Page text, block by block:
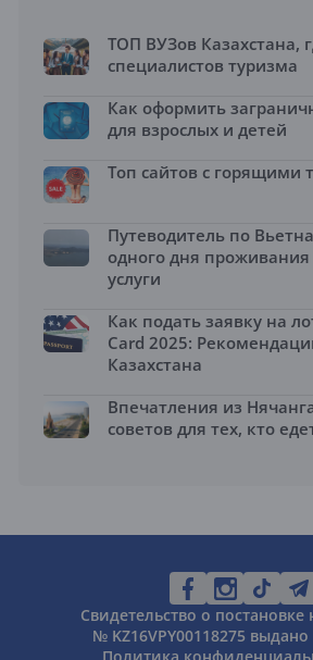
ТОП ВУЗов Казахстана,
специалистов туризма
Как оформить
для взрослых и детей
Топ сайтов с горящими
Путеводитель по
одного дня
услуги
Как подать заявку на
Card 2025:
Казахстана
Впечатления из
советов для тех, кто
Свидетельство о
№ KZ16VPY00118275 выдано
Политика